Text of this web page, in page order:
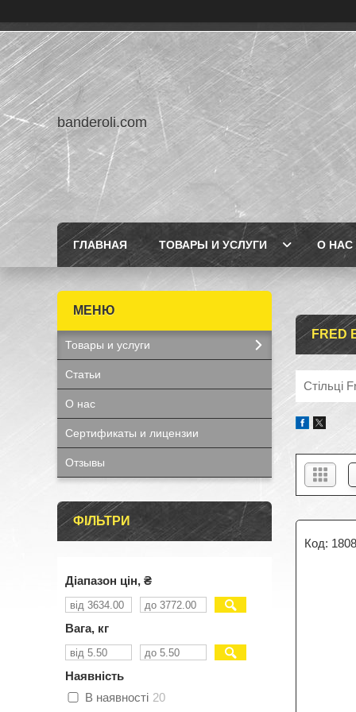
banderoli.com
ГЛАВНАЯ ТОВАРЫ И УСЛУГИ О НАС
FRED
Стільці
Товары и услуги
Статьи
О нас
Сертификаты и лицензии
Отзывы
ФІЛЬТРИ
Діапазон цін, ₴
Вага, кг
Наявність
В наявності 20